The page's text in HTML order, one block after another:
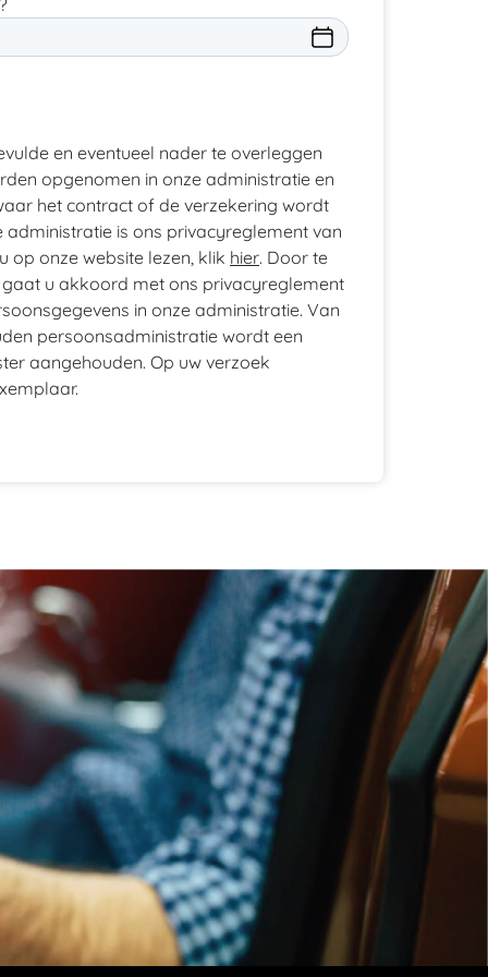
en eventueel nader te overleggen
opgenomen in onze administratie en
het contract of de verzekering wordt
is ons privacyreglement van
op onze website lezen, klik hier. Door te
u akkoord met ons privacyreglement
in onze administratie. Van
persoonsadministratie wordt een
aangehouden. Op uw verzoek